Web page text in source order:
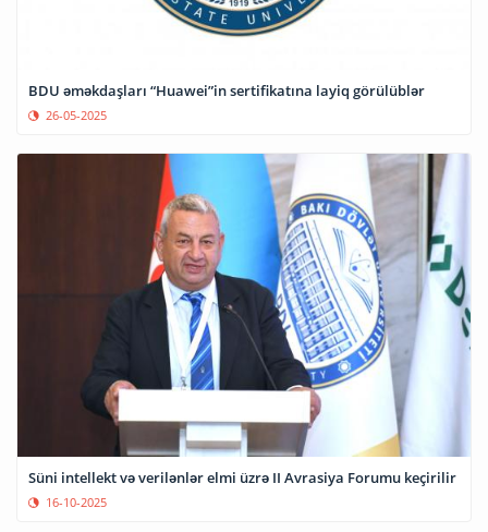
BDU əməkdaşları “Huawei”in sertifikatına layiq görülüblər
26-05-2025
Süni intellekt və verilənlər elmi üzrə II Avrasiya Forumu keçirilir
16-10-2025